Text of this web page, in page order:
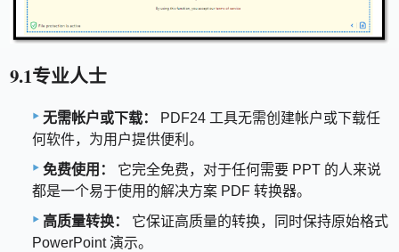
9.1专业人士
无需帐户或下载：
PDF24 工具无需创建帐户或下载任
何软件，为用户提供便利。
免费使用：
它完全免费，对于任何需要 PPT 的人来说
都是一个易于使用的解决方案 PDF 转换器。
高质量转换：
它保证高质量的转换，同时保持原始格式
PowerPoint 演示。